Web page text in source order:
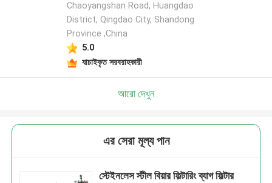
Chaoyangshan Road, Huangdao
District, Qingdao City, Shandong
Province ,China
5.0
যাচাইকৃত সরবরাহকারী
আরো দেখুন
এর সেরা মূল্য পান
স্টেইনলেস স্টীল বিয়ার ফিল্টারিং ব্যাগ ফিল্টার